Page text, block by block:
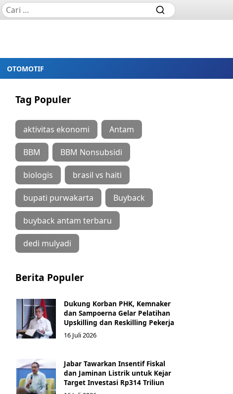
OTOMOTIF
Tag Populer
aktivitas ekonomi Antam
BBM BBM Nonsubsidi
biologis brasil vs haiti
bupati purwakarta Buyback
buyback antam terbaru
dedi mulyadi
Berita Populer
Dukung Korban PHK, Kemnaker
dan Sampoerna Gelar Pelatihan
Upskilling dan Reskilling Pekerja
16 Juli 2026
Jabar Tawarkan Insentif Fiskal
dan Jaminan Listrik untuk Kejar
Target Investasi Rp314 Triliun